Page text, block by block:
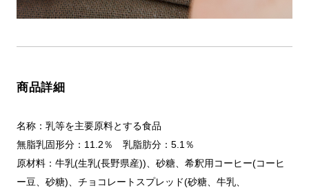
商品詳細
名称：乳等を主要原料とする食品
無脂乳固形分：11.2％ 乳脂肪分：5.1％
原材料：牛乳(生乳(長野県産))、砂糖、希釈用コーヒー(コーヒ
ー豆、砂糖)、チョコレートスプレッド(砂糖、牛乳、